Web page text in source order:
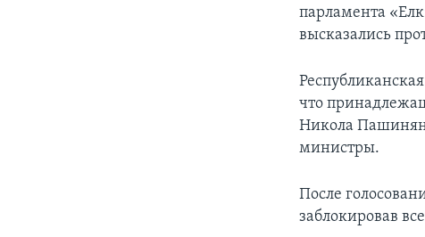
парламента
высказались
что
Никола
министры.
После
заблокировав